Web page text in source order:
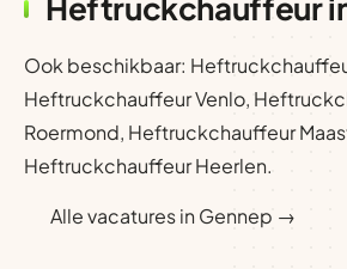
Ook beschikbaar:
Heftruckchauffeur Venlo,
Roermond, Heftruckchauffeur
Heftruckchauffeur Heerlen.
Alle vacatures in Gennep →